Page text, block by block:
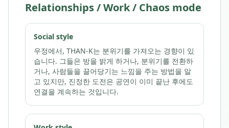
Relationships / Work / Chaos mode
Social style
우정에서, THAN-K는 분위기를 가져오는 경향이 있
습니다. 그들은 방을 밝게 하거나, 분위기를 전환하
거나, 사람들을 끌어당기는 느낌을 주는 방법을 알
고 있지만, 진정한 도전은 공연이 이미 끝난 후에도
연결을 계속하는 것입니다.